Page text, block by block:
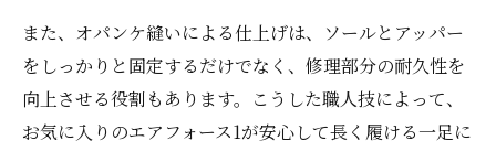
また、オパンケ縫いによる仕上げは、ソールとアッパー
をしっかりと固定するだけでなく、修理部分の耐久性を
向上させる役割もあります。こうした職人技によって、
お気に入りのエアフォース1が安心して長く履ける一足に